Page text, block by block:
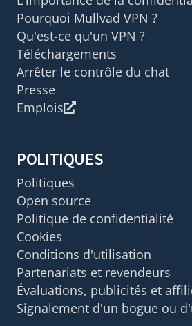
Pourquoi Mullvad VPN ?
Qu'est-ce qu'un VPN ?
Téléchargements
Arrêter le contrôle du chat
Presse
Emplois
POLITIQUES
Politiques
Open source
Politique de confidentialité
Cookies
Conditions d'utilisation
Partenariats et revendeurs
Évaluations, publicités et
Signalement d'un bogue ou